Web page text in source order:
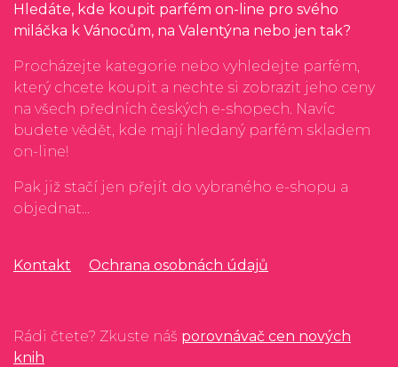
Hledáte, kde koupit parfém on-line pro svého
miláčka k Vánocům, na Valentýna nebo jen tak?
Procházejte kategorie nebo vyhledejte parfém,
který chcete koupit a nechte si zobrazit jeho ceny
na všech předních českých e-shopech. Navíc
budete vědět, kde mají hledaný parfém skladem
on-line!
Pak již stačí jen přejít do vybraného e-shopu a
objednat...
Kontakt Ochrana osobnách údajů
Rádi čtete? Zkuste náš porovnávač cen nových
knih